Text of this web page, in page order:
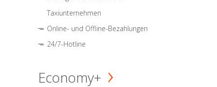
Taxiunternehmen
Online- und Offline-Bezahlungen
24/7-Hotline
Economy+